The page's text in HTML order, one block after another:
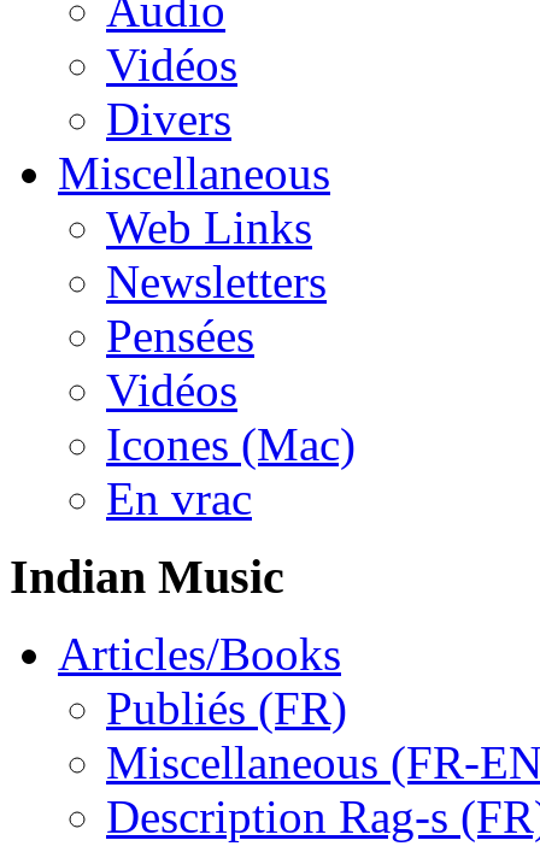
Vidéos
Divers
Miscellaneous
Web Links
Newsletters
Pensées
Vidéos
Icones (Mac)
En vrac
Indian Music
Articles/Books
Publiés (FR)
Miscellaneous (FR-
Description Rag-s